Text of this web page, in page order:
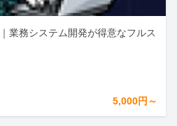
業務システム開発が得意なフルス
5,000円～